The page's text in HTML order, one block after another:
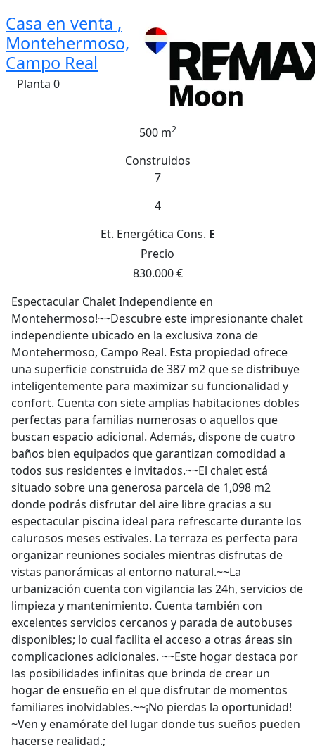
Casa en venta ,
Montehermoso,
Campo Real
Planta 0
500 m2
Construidos
7
4
Et. Energética Cons. E
Precio
830.000 €
Espectacular Chalet Independiente en
Montehermoso!~~Descubre este impresionante chalet
independiente ubicado en la exclusiva zona de
Montehermoso, Campo Real. Esta propiedad ofrece
una superficie construida de 387 m2 que se distribuye
inteligentemente para maximizar su funcionalidad y
confort. Cuenta con siete amplias habitaciones dobles
perfectas para familias numerosas o aquellos que
buscan espacio adicional. Además, dispone de cuatro
baños bien equipados que garantizan comodidad a
todos sus residentes e invitados.~~El chalet está
situado sobre una generosa parcela de 1,098 m2
donde podrás disfrutar del aire libre gracias a su
espectacular piscina ideal para refrescarte durante los
calurosos meses estivales. La terraza es perfecta para
organizar reuniones sociales mientras disfrutas de
vistas panorámicas al entorno natural.~~La
urbanización cuenta con vigilancia las 24h, servicios de
limpieza y mantenimiento. Cuenta también con
excelentes servicios cercanos y parada de autobuses
disponibles; lo cual facilita el acceso a otras áreas sin
complicaciones adicionales. ~~Este hogar destaca por
las posibilidades infinitas que brinda de crear un
hogar de ensueño en el que disfrutar de momentos
familiares inolvidables.~~¡No pierdas la oportunidad!
~Ven y enamórate del lugar donde tus sueños pueden
hacerse realidad.;